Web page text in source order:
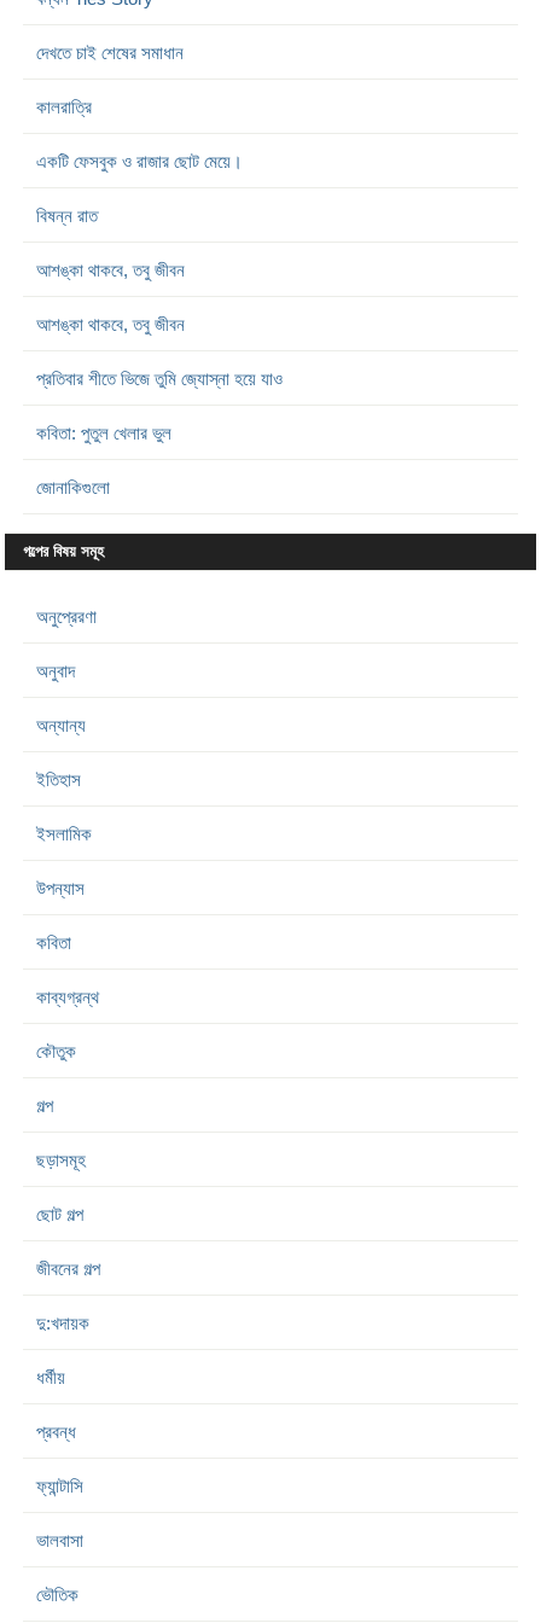
দেখতে চাই শেষের সমাধান
কালরাত্রি
একটি ফেসবুক ও রাজার ছোট মেয়ে।
বিষন্ন রাত
আশঙ্কা থাকবে, তবু জীবন
আশঙ্কা থাকবে, তবু জীবন
প্রতিবার শীতে ভিজে তুমি জ্যোস্না হয়ে যাও
কবিতা: পুতুল খেলার ভুল
জোনাকিগুলো
গল্পের বিষয় সমূহ
অনুপ্রেরণা
অনুবাদ
অন্যান্য
ইতিহাস
ইসলামিক
উপন্যাস
কবিতা
কাব্যগ্রন্থ
কৌতুক
গল্প
ছড়াসমূহ
ছোট গল্প
জীবনের গল্প
দু:খদায়ক
ধর্মীয়
প্রবন্ধ
ফ্যান্টাসি
ভালবাসা
ভৌতিক